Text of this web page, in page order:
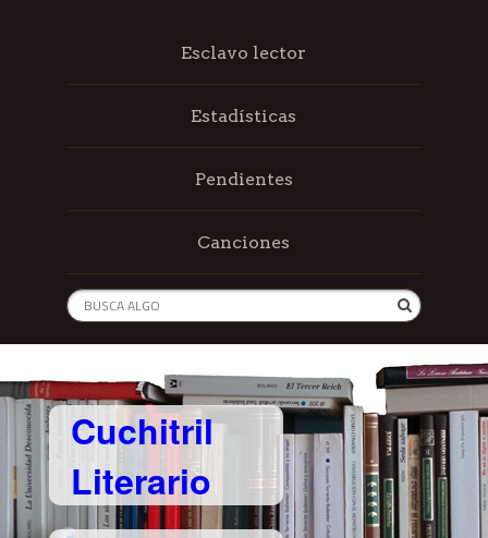
Esclavo lector
Estadísticas
Pendientes
Canciones
Cuchitril
Literario